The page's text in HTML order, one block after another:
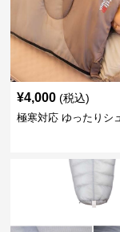
¥4,000 (税込)
極寒対応 ゆったりシ